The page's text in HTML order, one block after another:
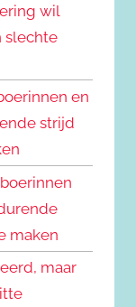
wil
slechte
en
strijd
maken
maar